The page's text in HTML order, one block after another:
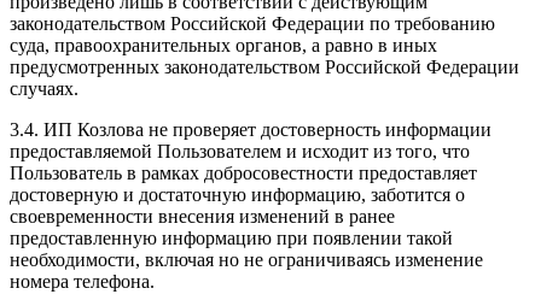
законодательством Российской Федерации по требованию
суда, правоохранительных органов, а равно в иных
предусмотренных законодательством Российской Федерации
случаях.
3.4. ИП Козлова не проверяет достоверность информации
предоставляемой Пользователем и исходит из того, что
Пользователь в рамках добросовестности предоставляет
достоверную и достаточную информацию, заботится о
своевременности внесения изменений в ранее
предоставленную информацию при появлении такой
необходимости, включая но не ограничиваясь изменение
номера телефона.